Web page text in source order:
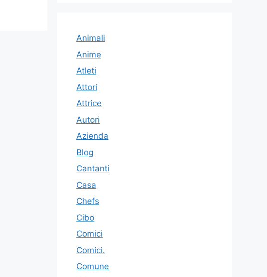
Animali
Anime
Atleti
Attori
Attrice
Autori
Azienda
Blog
Cantanti
Casa
Chefs
Cibo
Comici
Comici.
Comune